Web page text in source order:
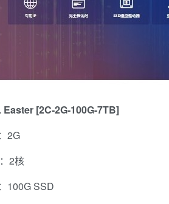
Easter [2C-2G-100G-7TB]
2G
2核
100G SSD